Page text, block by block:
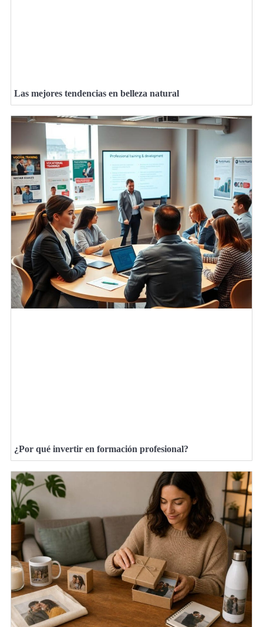
Las mejores tendencias en belleza natural
¿Por qué invertir en formación profesional?